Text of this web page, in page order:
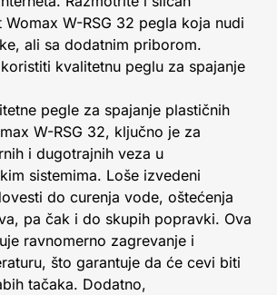
W-RSG 32 pegla koja nudi
ali sa dodatnim priborom.
kvalitetnu peglu za spajanje
pegle za spajanje plastičnih
W-RSG 32, ključno je za
i dugotrajnih veza u
sistemima. Loše izvedeni
do curenja vode, oštećenja
pa čak i do skupih popravki. Ova
ravnomerno zagrevanje i
što garantuje da će cevi biti
tačaka. Dodatno,